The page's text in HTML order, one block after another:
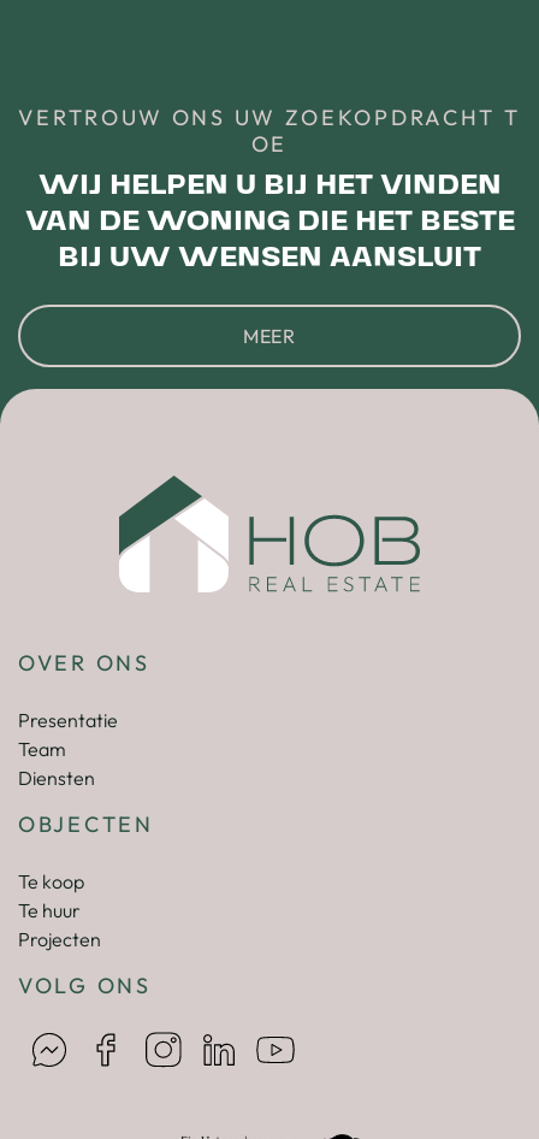
VERTROUW ONS UW ZOEKOPDRACHT T
OE
WIJ HELPEN U BIJ HET VINDEN
VAN DE WONING DIE HET BESTE
BIJ UW WENSEN AANSLUIT
MEER
OVER ONS
Presentatie
Team
Diensten
OBJECTEN
Te koop
Te huur
Projecten
VOLG ONS